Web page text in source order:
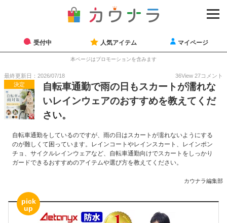
受付中 人気アイテム マイページ
本ページはプロモーションを含みます
最終更新日：2026/07/18 36View 27コメント
決定
自転車通勤で雨の日もスカートが濡れな
いレインウェアのおすすめを教えてくだ
さい。
自転車通勤をしているのですが、雨の日はスカートが濡れないようにする
のが難しくて困っています。レインコートやレインスカート、レインポン
チョ、サイクルレインウェアなど、自転車通勤向けでスカートをしっかり
ガードできるおすすめのアイテムや選び方を教えてください。
カウナラ編集部
pick
up